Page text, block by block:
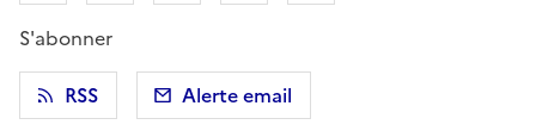
S'abonner
RSS
Alerte email